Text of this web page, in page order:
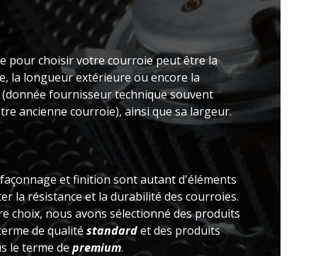
pour choisir votre courroie peut être la
la longueur extérieure ou encore la
fournisseur technique souvent
ancienne courroie), ainsi que sa largeur.
et finition sont autant d'éléments
la résistance et la durabilité des courroies.
choix, nous avons sélectionné des produits
de qualité standardet des produits
le terme de premium.